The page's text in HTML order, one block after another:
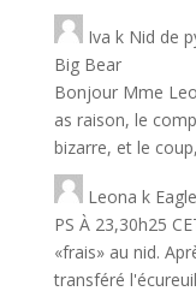
Iva k Nid de
Big Bear
Bonjour Mme
as raison, le
bizarre, et le
Leona k
PS À 23,30h25
«frais» au nid.
transféré